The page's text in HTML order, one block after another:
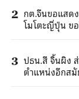
2 กต.จีนขอแสด
โมโตะญี่ปุ่น ข
3 ปธน.สี จิ้นผิง
ตำแหน่งอีกส